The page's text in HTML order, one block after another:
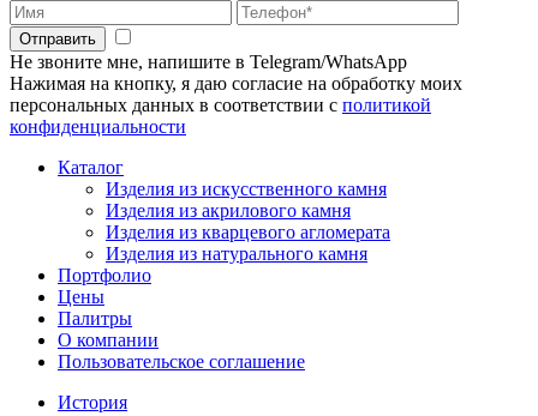
Отправить
Не звоните мне, напишите в Telegram/WhatsApp
Нажимая на кнопку, я даю согласие на обработку моих
персональных данных в соответствии с политикой
конфиденциальности
Каталог
Изделия из искусственного камня
Изделия из акрилового камня
Изделия из кварцевого агломерата
Изделия из натурального камня
Портфолио
Цены
Палитры
О компании
Пользовательское соглашение
История